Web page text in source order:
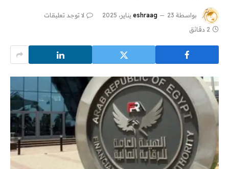
بواسطة eshraag 23 يناير، 2025
لا توجد تعليقات
2 دقائق